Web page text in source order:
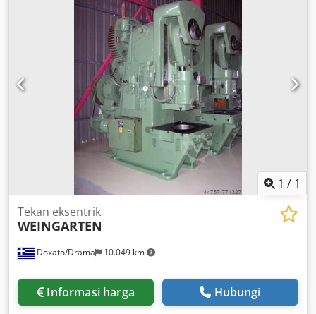
1 / 1
Doxato/Drama 10.049 km
Tekan eksentrik
WEINGARTEN
Informasi harga Hubungi